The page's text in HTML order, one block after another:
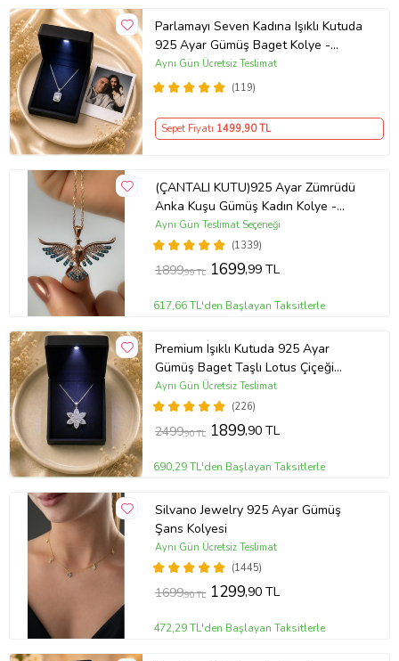
Parlamayı Seven Kadına Işıklı Kutuda
925 Ayar Gümüş Baget Kolye -
Kişiye Özel Fotoğraf Hediye
(119)
Aynı Gün Ücretsiz Teslimat
Sepet Fiyatı 1499,90 TL
(ÇANTALI KUTU)925 Ayar Zümrüdü
Anka Kuşu Gümüş Kadın Kolye -
MAVİ
(1339)
Aynı Gün Teslimat Seçeneği
1899,99 TL 1699,99 TL
617,66 TL'den Başlayan Taksitlerle
Premium Işıklı Kutuda 925 Ayar
Gümüş Baget Taşlı Lotus Çiçeği
Kolye
(226)
Aynı Gün Ücretsiz Teslimat
2499,90 TL 1899,90 TL
690,29 TL'den Başlayan Taksitlerle
Silvano Jewelry 925 Ayar Gümüş
Şans Kolyesi
(1445)
Aynı Gün Ücretsiz Teslimat
1699,90 TL 1299,90 TL
472,29 TL'den Başlayan Taksitlerle